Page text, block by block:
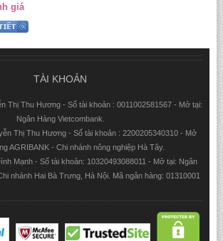
giá
TÀI KHOẢN
Thị Thu Hương - Số tài khoản : 0011002581567 - Mở tại:
Ngân Hàng Vietcombank.
Thị Thu Hương - Số tài khoản : 2200205340310 - Mở
AGRIBANK - Chi nhánh nông nghiệp Hà Tây.
Mạnh - Số tài khoản: 10320493088011 - Mở tại: Ngân
nhánh Hai Bà Trưng, Hà Nội. Mã ngân hàng: 01310001